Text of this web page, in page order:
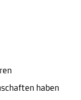
haben